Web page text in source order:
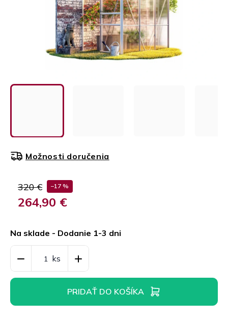
320 € –17 %
264,90 €
cena:
Na sklade - Dodanie 1-3 dni
Možnosti doručenia
PRIDAŤ DO KOŠÍKA